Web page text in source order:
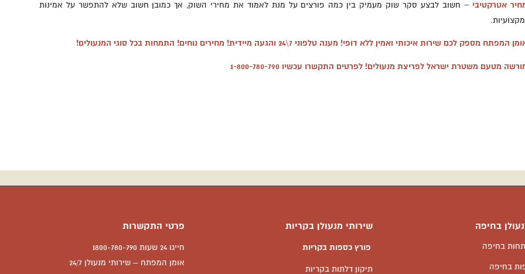
אטרקטיבי – חשוב לבצע סקר שוק מעמיק בין כמה פורצים על מנת לאמוד את מחירי השוק, אך כמובן חשוב שלא להתפשר על אמינות
המפתח מספק לכם שירות איכותי ואמין ללא דופי! מענה טלפוני 7\24 והגעה מיידית! מחירים נוחים! התמחות בכל סוגי המנעולים!
מטעם משטרת ישראל לפריצת מנעולים! לפרטים התקשרו עכשיו 1-800-780-790
פרטי התקשרות
חייגו 24 שעות 1800-780-790
אומן המפתח – שירותי מנעולן 24/7
שירותי מנעולן בקריות
פורץ כספות בקריות
תיקון דלתות בקריות
בחיפה
בחיפה
בחיפה